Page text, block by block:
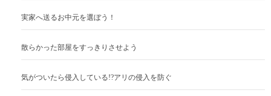
実家へ送るお中元を選ぼう！
散らかった部屋をすっきりさせよう
気がついたら侵入している!?アリの侵入を防ぐ